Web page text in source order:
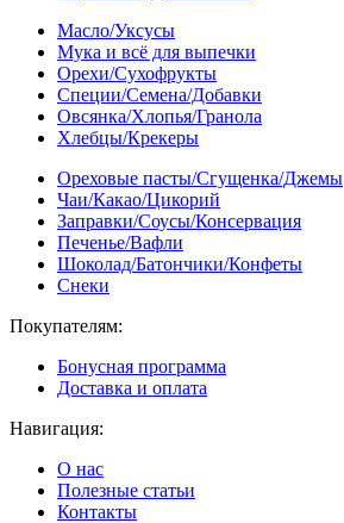
Масло/Уксусы
Мука и всё для выпечки
Орехи/Сухофрукты
Специи/Семена/Добавки
Овсянка/Хлопья/Гранола
Хлебцы/Крекеры
Ореховые пасты/Сгущенка/Джемы
Чаи/Какао/Цикорий
Заправки/Соусы/Консервация
Печенье/Вафли
Шоколад/Батончики/Конфеты
Снеки
Покупателям:
Бонусная программа
Доставка и оплата
Навигация:
О нас
Полезные статьи
Контакты